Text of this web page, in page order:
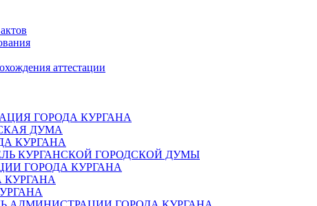
аттестации
ГОРОДА КУРГАНА
ДУМА
КУРГАНА
КУРГАНСКОЙ ГОРОДСКОЙ ДУМЫ
ГОРОДА КУРГАНА
КУРГАНА